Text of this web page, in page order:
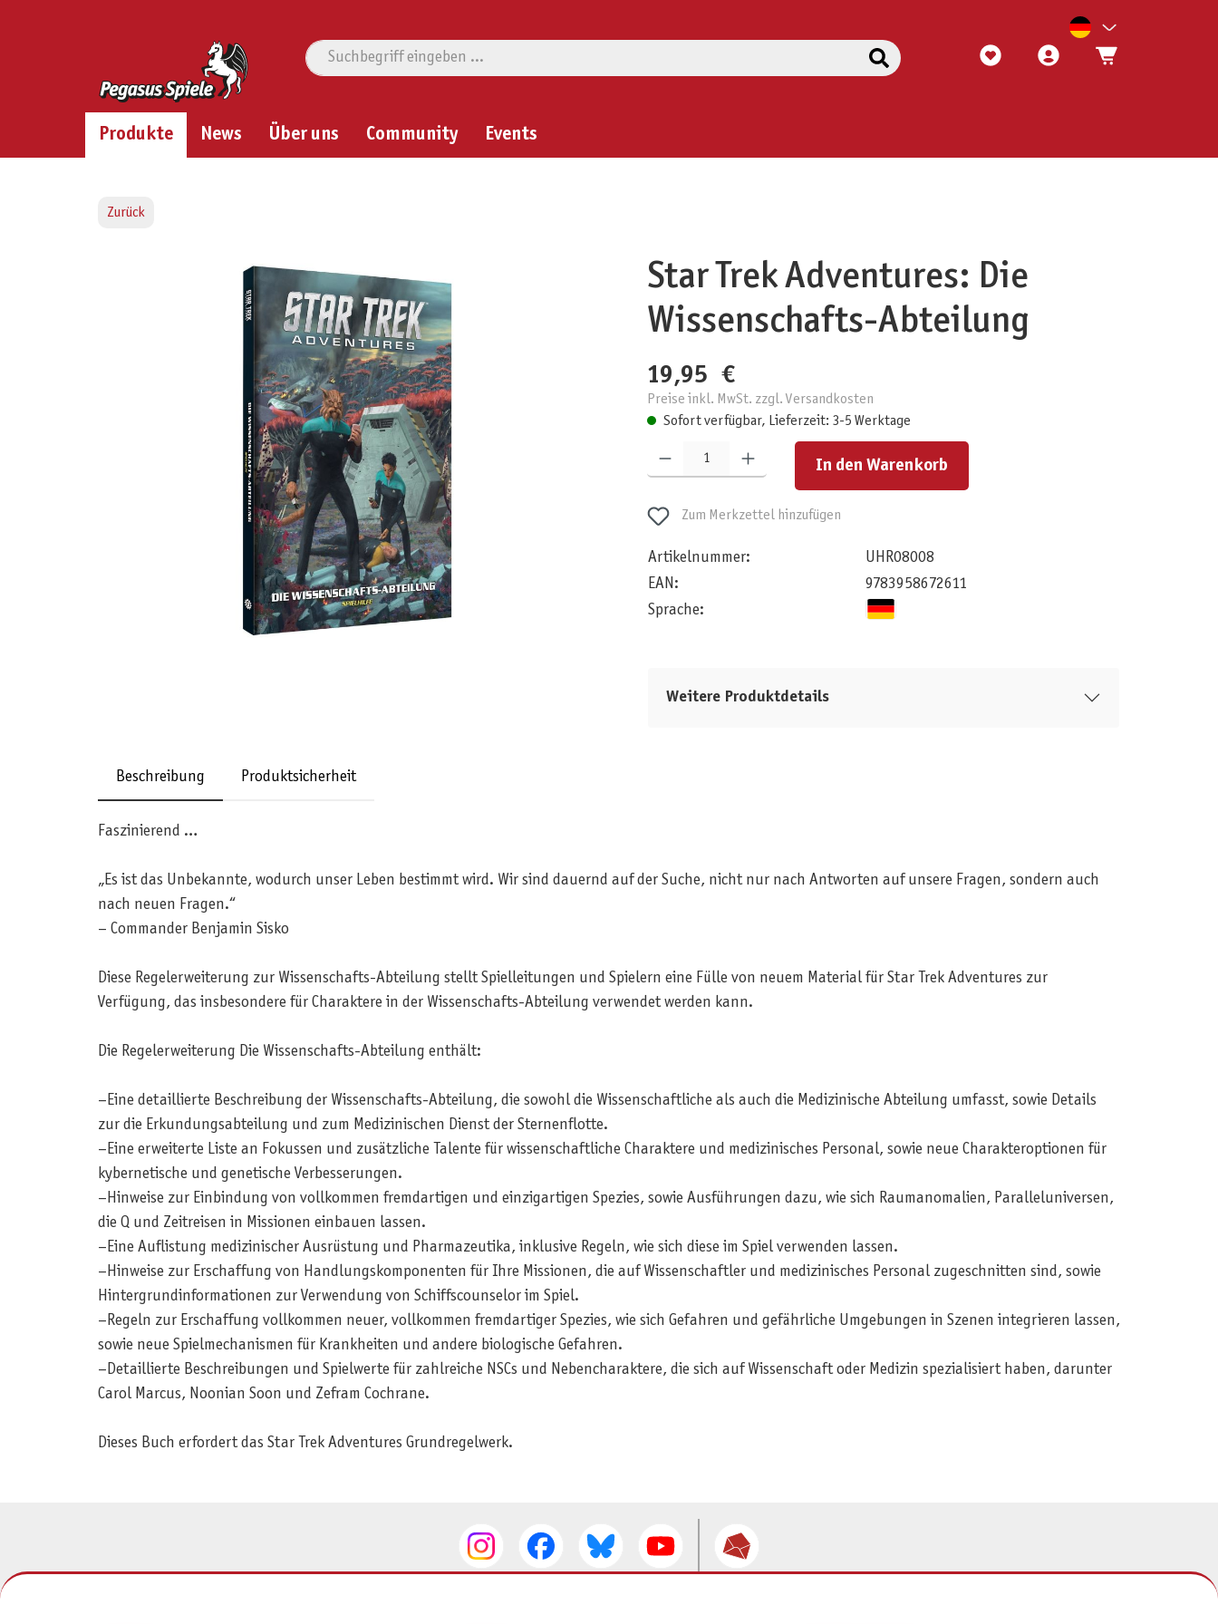
Produkte News Über uns Community Events
Zurück
Bildergalerie überspringen
Star Trek Adventures: Die
Wissenschafts-Abteilung
19,95 €
Preise inkl. MwSt. zzgl. Versandkosten
Sofort verfügbar, Lieferzeit: 3-5 Werktage
Produkt Anzahl: Gib den gewünschten Wert ein oder benutze die Schaltflächen um die Anzahl zu erhöhen oder zu reduzieren.
In den Warenkorb
Zum Merkzettel hinzufügen
Artikelnummer:
UHR08008
EAN:
9783958672611
Sprache:
Weitere Produktdetails
Beschreibung Produktsicherheit
Faszinierend …
„Es ist das Unbekannte, wodurch unser Leben bestimmt wird. Wir sind dauernd auf der Suche, nicht nur nach Antworten auf unsere Fragen, sondern auch
nach neuen Fragen.“
– Commander Benjamin Sisko
Diese Regelerweiterung zur Wissenschafts-Abteilung stellt Spielleitungen und Spielern eine Fülle von neuem Material für Star Trek Adventures zur
Verfügung, das insbesondere für Charaktere in der Wissenschafts-Abteilung verwendet werden kann.
Die Regelerweiterung Die Wissenschafts-Abteilung enthält:
–Eine detaillierte Beschreibung der Wissenschafts-Abteilung, die sowohl die Wissenschaftliche als auch die Medizinische Abteilung umfasst, sowie Details
zur die Erkundungsabteilung und zum Medizinischen Dienst der Sternenflotte.
–Eine erweiterte Liste an Fokussen und zusätzliche Talente für wissenschaftliche Charaktere und medizinisches Personal, sowie neue Charakteroptionen für
kybernetische und genetische Verbesserungen.
–Hinweise zur Einbindung von vollkommen fremdartigen und einzigartigen Spezies, sowie Ausführungen dazu, wie sich Raumanomalien, Paralleluniversen,
die Q und Zeitreisen in Missionen einbauen lassen.
–Eine Auflistung medizinischer Ausrüstung und Pharmazeutika, inklusive Regeln, wie sich diese im Spiel verwenden lassen.
–Hinweise zur Erschaffung von Handlungskomponenten für Ihre Missionen, die auf Wissenschaftler und medizinisches Personal zugeschnitten sind, sowie
Hintergrundinformationen zur Verwendung von Schiffscounselor im Spiel.
–Regeln zur Erschaffung vollkommen neuer, vollkommen fremdartiger Spezies, wie sich Gefahren und gefährliche Umgebungen in Szenen integrieren lassen,
sowie neue Spielmechanismen für Krankheiten und andere biologische Gefahren.
–Detaillierte Beschreibungen und Spielwerte für zahlreiche NSCs und Nebencharaktere, die sich auf Wissenschaft oder Medizin spezialisiert haben, darunter
Carol Marcus, Noonian Soon und Zefram Cochrane.
Dieses Buch erfordert das Star Trek Adventures Grundregelwerk.